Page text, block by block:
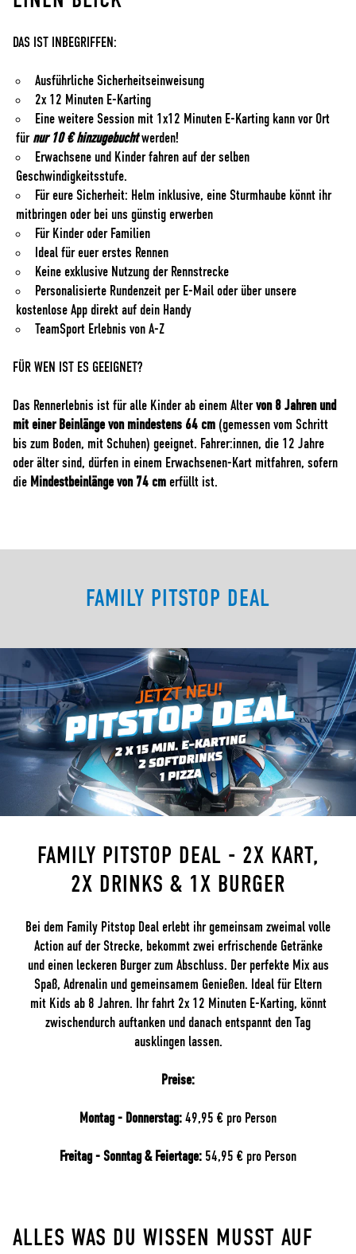
DAS IST INBEGRIFFEN:
Ausführliche Sicherheitseinweisung
2x 12 Minuten E-Karting
Eine weitere Session mit 1x12 Minuten E-Karting kann vor Ort
für nur 10 € hinzugebuchtwerden!
Erwachsene und Kinder fahren auf der selben
Geschwindigkeitsstufe.
Für eure Sicherheit: Helm inklusive, eine Sturmhaube könnt ihr
mitbringen oder bei uns günstig erwerben
Für Kinder oder Familien
Ideal für euer erstes Rennen
Keine exklusive Nutzung der Rennstrecke
Personalisierte Rundenzeit per E-Mail oder über unsere
kostenlose App direkt auf dein Handy
TeamSport Erlebnis von A-Z
FÜR WEN IST ES GEEIGNET?
Das Rennerlebnis ist für alle Kinder ab einem Altervon 8 Jahren und
mit einer Beinlänge von mindestens 64 cm (gemessen vom Schritt
bis zum Boden, mit Schuhen) geeignet. Fahrer:innen, die 12 Jahre
oder älter sind, dürfen in einem Erwachsenen-Kart mitfahren, sofern
die Mindestbeinlänge von 74 cm erfüllt ist.
FAMILY PITSTOP DEAL
FAMILY PITSTOP DEAL - 2X KART,
2X DRINKS & 1X BURGER
Bei dem Family Pitstop Deal erlebt ihr gemeinsam zweimal volle
Action auf der Strecke, bekommt zwei erfrischende Getränke
und einen leckeren Burger zum Abschluss. Der perfekte Mix aus
Spaß, Adrenalin und gemeinsamem Genießen. Ideal für Eltern
mit Kids ab 8 Jahren. Ihr fahrt 2x 12 Minuten E-Karting, könnt
zwischendurch auftanken und danach entspannt den Tag
ausklingen lassen.
Preise:
Montag - Donnerstag: 49,95 € pro Person
Freitag - Sonntag & Feiertage: 54,95 € pro Person
ALLES WAS DU WISSEN MUSST AUF